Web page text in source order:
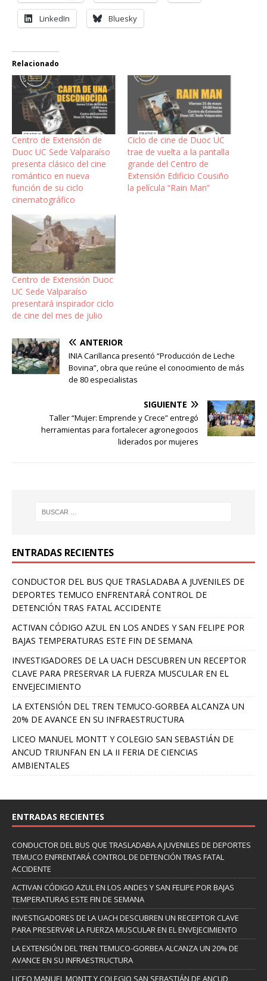
LinkedIn Bluesky
Relacionado
Centro de Extensión de
Duoc UC Sede Valparaíso
presenta clásico del cine
romántico en nueva
función de su ciclo
cinematográfico
Ciclo de cine de Duoc UC
trae de vuelta a la pantalla
grande del Centro de
Extensión Edificio Cousiño
la película “Rain Man”
Centro de Extensión Duoc
UC Sede Valparaíso
presentará inspirador ciclo
de cine del mes de julio
ANTERIOR
INIA Carillanca presentó “Producción de Leche
Bovina”, obra que reúne el conocimiento de más
de 80 especialistas
SIGUIENTE
Taller “Mujer: Emprende y Crece” entregó
herramientas para fortalecer agronegocios
liderados por mujeres
ENTRADAS RECIENTES
CONDUCTOR DEL BUS QUE TRASLADABA A JUVENILES DE
DEPORTES TEMUCO ENFRENTARÁ CONTROL DE
DETENCIÓN TRAS FATAL ACCIDENTE
ACTIVAN CÓDIGO AZUL EN LOS ANDES Y SAN FELIPE POR
BAJAS TEMPERATURAS ESTE FIN DE SEMANA
INVESTIGADORES DE LA UACH DESCUBREN UN RECEPTOR
CLAVE PARA PRESERVAR LA FUERZA MUSCULAR EN EL
ENVEJECIMIENTO
LA EXTENSIÓN DEL TREN TEMUCO-GORBEA ALCANZA UN
20% DE AVANCE EN SU INFRAESTRUCTURA
LICEO MANUEL MONTT Y COLEGIO SAN SEBASTIÁN DE
ANCUD TRIUNFAN EN LA II FERIA DE CIENCIAS
AMBIENTALES
ENTRADAS RECIENTES
CONDUCTOR DEL BUS QUE TRASLADABA A JUVENILES DE DEPORTES
TEMUCO ENFRENTARÁ CONTROL DE DETENCIÓN TRAS FATAL
ACCIDENTE
ACTIVAN CÓDIGO AZUL EN LOS ANDES Y SAN FELIPE POR BAJAS
TEMPERATURAS ESTE FIN DE SEMANA
INVESTIGADORES DE LA UACH DESCUBREN UN RECEPTOR CLAVE
PARA PRESERVAR LA FUERZA MUSCULAR EN EL ENVEJECIMIENTO
LA EXTENSIÓN DEL TREN TEMUCO-GORBEA ALCANZA UN 20% DE
AVANCE EN SU INFRAESTRUCTURA
LICEO MANUEL MONTT Y COLEGIO SAN SEBASTIÁN DE ANCUD